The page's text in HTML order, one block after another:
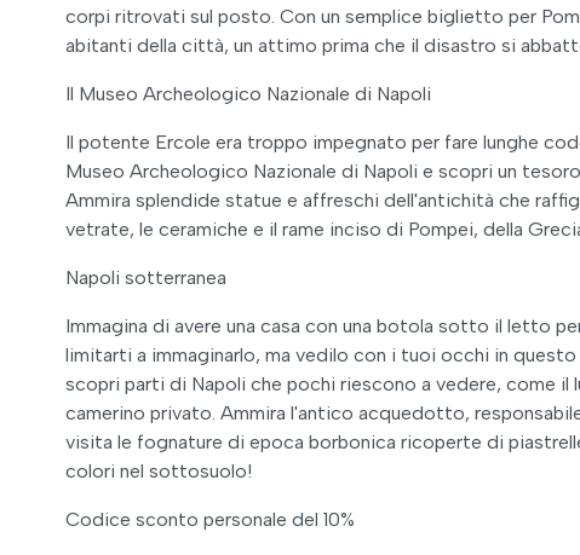
corpi ritrovati sul posto. Con un semplice biglietto per
abitanti della città, un attimo prima che il disastro si
Il Museo Archeologico Nazionale di Napoli
Il potente Ercole era troppo impegnato per fare lunghe
Museo Archeologico Nazionale di Napoli e scopri un
Ammira splendide statue e affreschi dell'antichità che
vetrate, le ceramiche e il rame inciso di Pompei, della
Napoli sotterranea
Immagina di avere una casa con una botola sotto il letto
limitarti a immaginarlo, ma vedilo con i tuoi occhi in
scopri parti di Napoli che pochi riescono a vedere, come il
camerino privato. Ammira l'antico acquedotto,
visita le fognature di epoca borbonica ricoperte di
colori nel sottosuolo!
Codice sconto personale del 10%